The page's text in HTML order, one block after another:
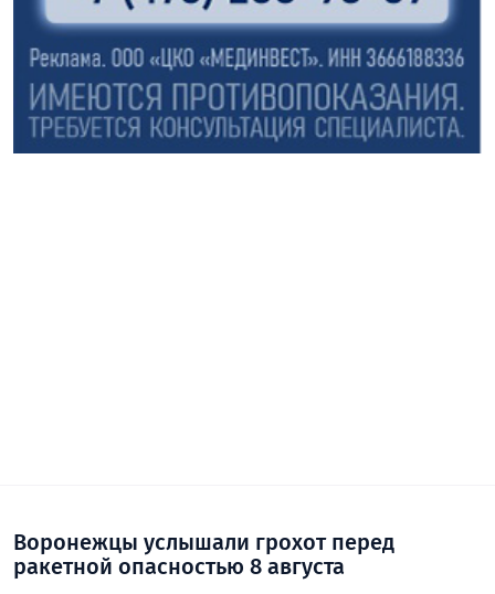
Воронежцы услышали грохот перед
ракетной опасностью 8 августа